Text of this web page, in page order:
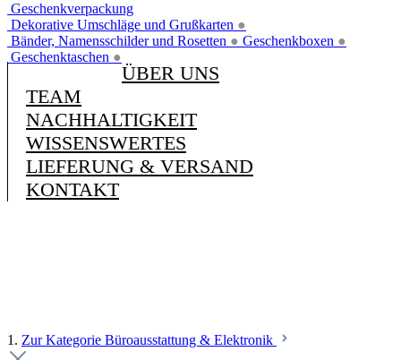
Geschenkverpackung
Dekorative Umschläge und Grußkarten ●
Bänder, Namensschilder und Rosetten ● Geschenkboxen ●
Geschenktaschen ●
ÜBER UNS
TEAM
NACHHALTIGKEIT
WISSENSWERTES
LIEFERUNG & VERSAND
KONTAKT
1. Zur Kategorie Büroausstattung & Elektronik